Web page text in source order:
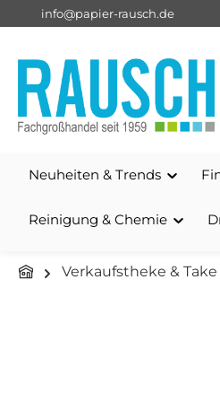
Zur
info@papier-rausch.de
Neuheiten & Trends
Reinigung & Chemie
Verkaufstheke &